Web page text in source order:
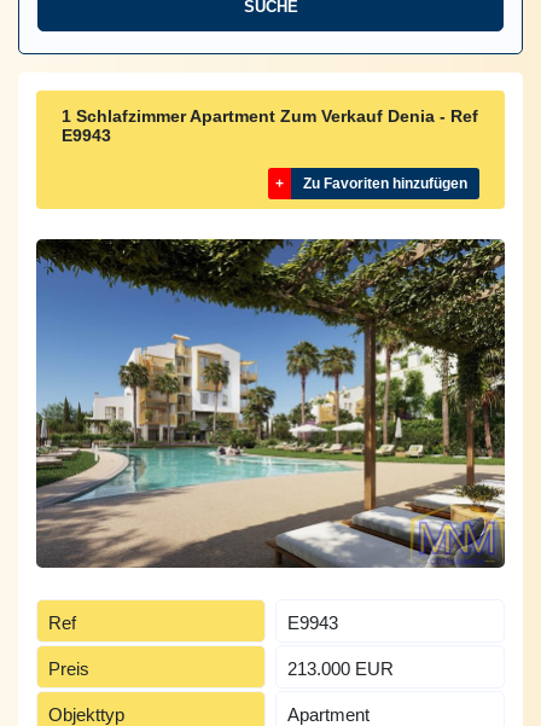
1 Schlafzimmer Apartment Zum Verkauf Denia - Ref
E9943
+ Zu Favoriten hinzufügen
Ref E9943
Preis 213.000 EUR
Objekttyp Apartment